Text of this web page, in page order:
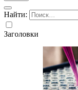
Найти:
Заголовки